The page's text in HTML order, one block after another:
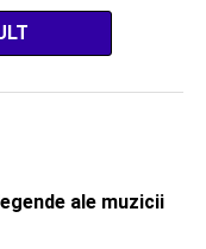
ale muzicii